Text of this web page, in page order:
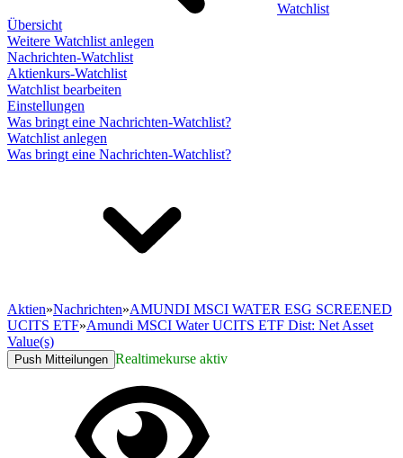
Watchlist
Übersicht
Weitere Watchlist anlegen
Nachrichten-Watchlist
Aktienkurs-Watchlist
Watchlist bearbeiten
Einstellungen
Was bringt eine Nachrichten-Watchlist?
Watchlist anlegen
Was bringt eine Nachrichten-Watchlist?
Aktien»Nachrichten»AMUNDI MSCI WATER ESG SCREENED
UCITS ETF»Amundi MSCI Water UCITS ETF Dist: Net Asset
Value(s)
Push Mitteilungen Realtimekurse aktiv